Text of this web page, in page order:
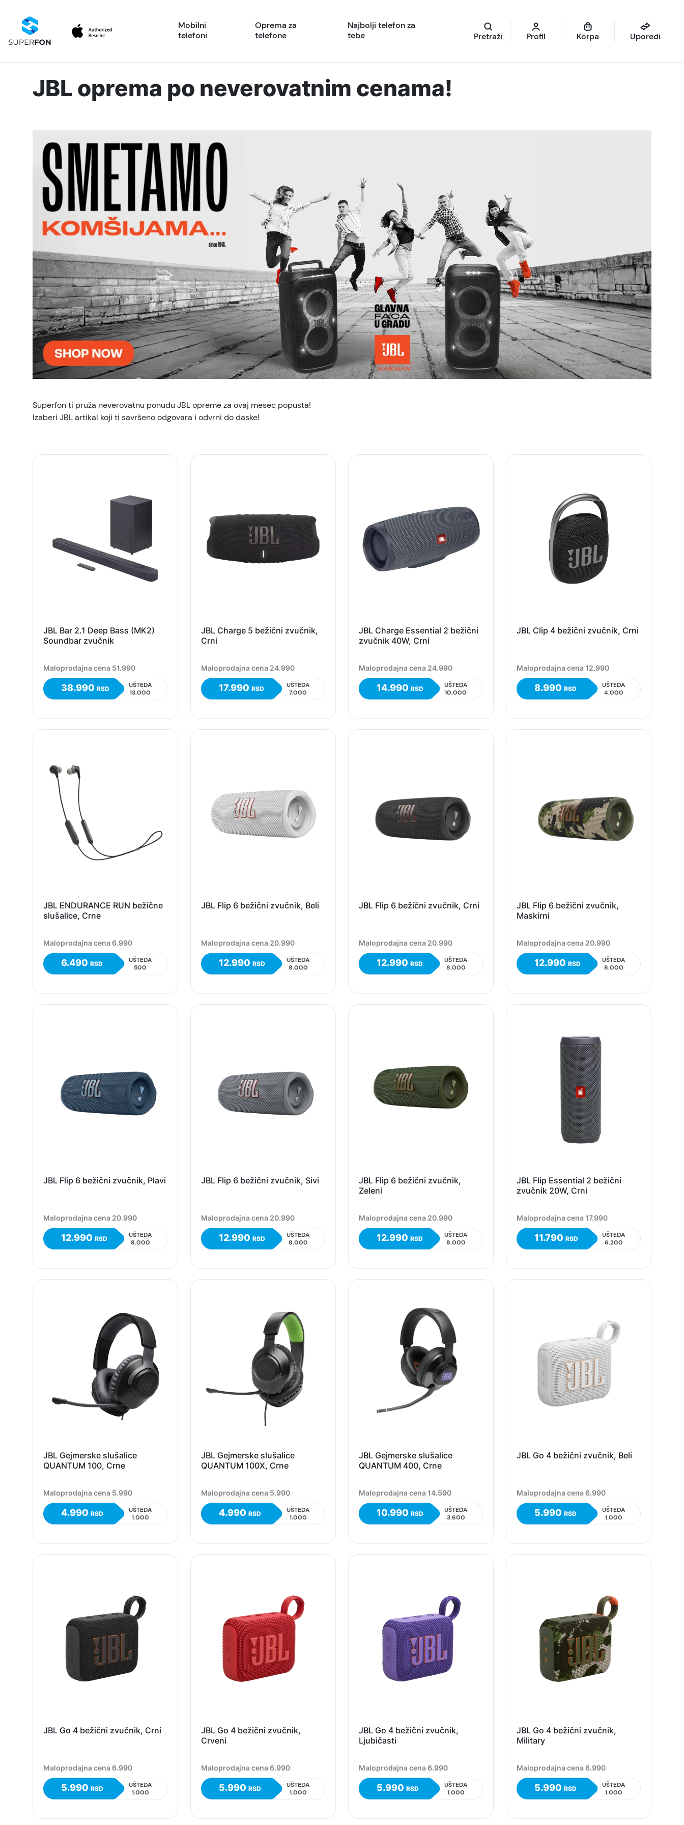
Mobilni
telefoni
Oprema za
telefone
Najbolji telefon za
tebe
Pretraži Profil Korpa Uporedi
JBL oprema po neverovatnim cenama!
Superfon ti pruža neverovatnu ponudu JBL opreme za ovaj mesec popusta!
Izaberi JBL artikal koji ti savršeno odgovara i odvrni do daske!
JBL Bar 2.1 Deep Bass (MK2)
Soundbar zvučnik
Maloprodajna cena 51.990
38.990 RSD
UŠTEDA
13.000
JBL Charge 5 bežični zvučnik,
Crni
Maloprodajna cena 24.990
17.990 RSD
UŠTEDA
7.000
JBL Charge Essential 2 bežični
zvučnik 40W, Crni
Maloprodajna cena 24.990
14.990 RSD
UŠTEDA
10.000
JBL Clip 4 bežični zvučnik, Crni
Maloprodajna cena 12.990
8.990 RSD
UŠTEDA
4.000
JBL ENDURANCE RUN bežične
slušalice, Crne
Maloprodajna cena 6.990
6.490 RSD
UŠTEDA
500
JBL Flip 6 bežični zvučnik, Beli
Maloprodajna cena 20.990
12.990 RSD
UŠTEDA
8.000
JBL Flip 6 bežični zvučnik, Crni
Maloprodajna cena 20.990
12.990 RSD
UŠTEDA
8.000
JBL Flip 6 bežični zvučnik,
Maskirni
Maloprodajna cena 20.990
12.990 RSD
UŠTEDA
8.000
JBL Flip 6 bežični zvučnik, Plavi
Maloprodajna cena 20.990
12.990 RSD
UŠTEDA
8.000
JBL Flip 6 bežični zvučnik, Sivi
Maloprodajna cena 20.990
12.990 RSD
UŠTEDA
8.000
JBL Flip 6 bežični zvučnik,
Zeleni
Maloprodajna cena 20.990
12.990 RSD
UŠTEDA
8.000
JBL Flip Essential 2 bežični
zvučnik 20W, Crni
Maloprodajna cena 17.990
11.790 RSD
UŠTEDA
6.200
JBL Gejmerske slušalice
QUANTUM 100, Crne
Maloprodajna cena 5.990
4.990 RSD
UŠTEDA
1.000
JBL Gejmerske slušalice
QUANTUM 100X, Crne
Maloprodajna cena 5.990
4.990 RSD
UŠTEDA
1.000
JBL Gejmerske slušalice
QUANTUM 400, Crne
Maloprodajna cena 14.590
10.990 RSD
UŠTEDA
3.600
JBL Go 4 bežični zvučnik, Beli
Maloprodajna cena 6.990
5.990 RSD
UŠTEDA
1.000
JBL Go 4 bežični zvučnik, Crni
Maloprodajna cena 6.990
5.990 RSD
UŠTEDA
1.000
JBL Go 4 bežični zvučnik,
Crveni
Maloprodajna cena 6.990
5.990 RSD
UŠTEDA
1.000
JBL Go 4 bežični zvučnik,
Ljubičasti
Maloprodajna cena 6.990
5.990 RSD
UŠTEDA
1.000
JBL Go 4 bežični zvučnik,
Military
Maloprodajna cena 6.990
5.990 RSD
UŠTEDA
1.000